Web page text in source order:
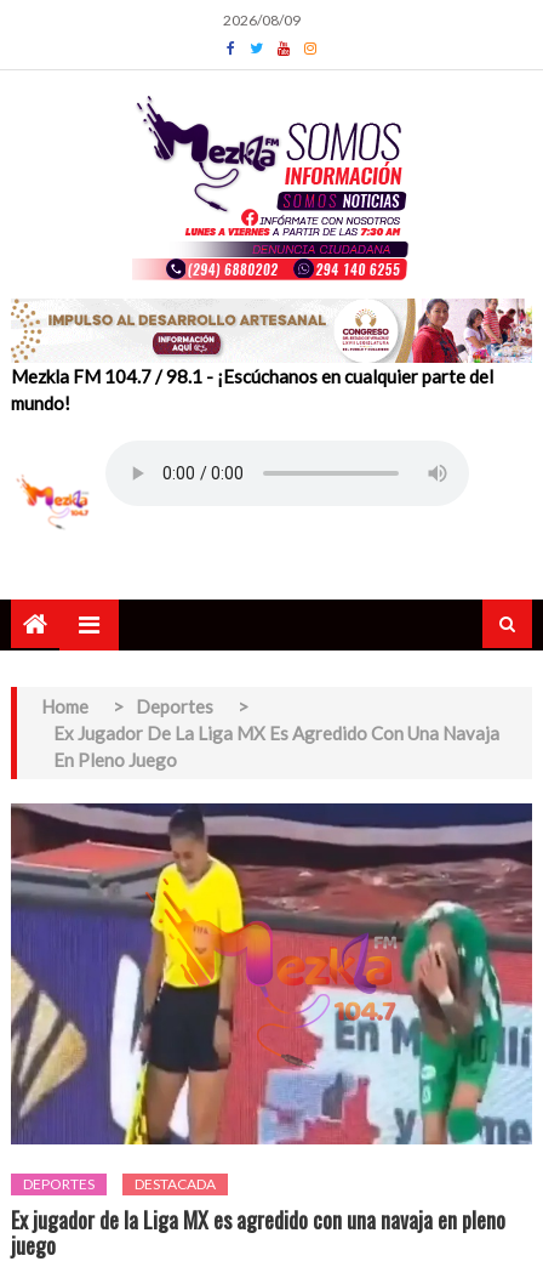
content
2026/08/09
Mezkla FM 104.7 / 98.1 - ¡Escúchanos en cualquier parte del
mundo!
Home > Deportes
>
Ex Jugador De La Liga MX Es Agredido Con Una Navaja
En Pleno Juego
DEPORTES DESTACADA
Ex jugador de la Liga MX es agredido con una navaja en pleno
juego